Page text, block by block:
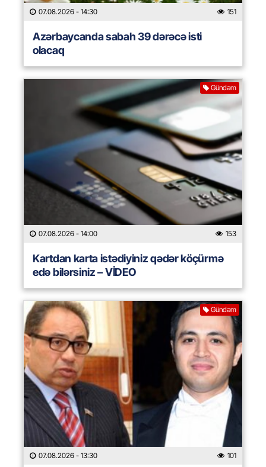
07.08.2026 - 14:30 151
Azərbaycanda sabah 39 dərəcə isti
olacaq
Gündəm
07.08.2026 - 14:00 153
Kartdan karta istədiyiniz qədər köçürmə
edə bilərsiniz – VİDEO
Gündəm
07.08.2026 - 13:30 101